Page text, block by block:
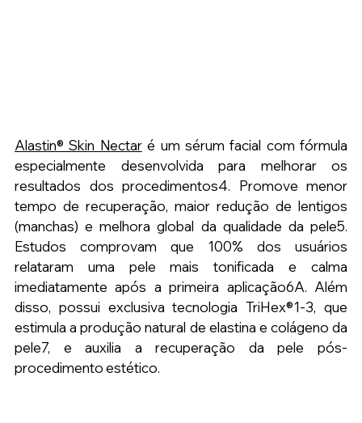
Alastin® Skin Nectar é um sérum facial com fórmula
especialmente desenvolvida para melhorar os
resultados dos procedimentos4. Promove menor
tempo de recuperação, maior redução de lentigos
(manchas) e melhora global da qualidade da pele5.
Estudos comprovam que 100% dos usuários
relataram uma pele mais tonificada e calma
imediatamente após a primeira aplicação6A. Além
disso, possui exclusiva tecnologia TriHex®1-3, que
estimula a produção natural de elastina e colágeno da
pele7, e auxilia a recuperação da pele pós-
procedimento estético.